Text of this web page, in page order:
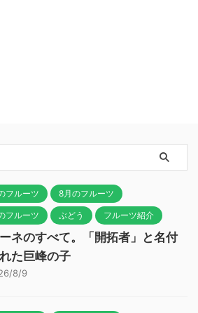
フルーツ 8月のフルーツ
フルーツ ぶどう フルーツ紹介
ネのすべて。「開拓者」と名付
た巨峰の子
8/9